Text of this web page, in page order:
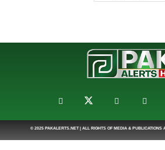
© 2025 PAKALERTS.NET| ALL RIGHTS OF MEDIA & PUBLICATIONS